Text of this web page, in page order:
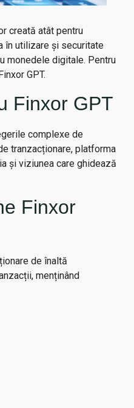
creată atât pentru
în utilizare și securitate
monedele digitale. Pentru
GPT.
Finxor GPT
complexe de
tranzacționare, platforma
și viziunea care ghidează
Finxor
de înaltă
menținând